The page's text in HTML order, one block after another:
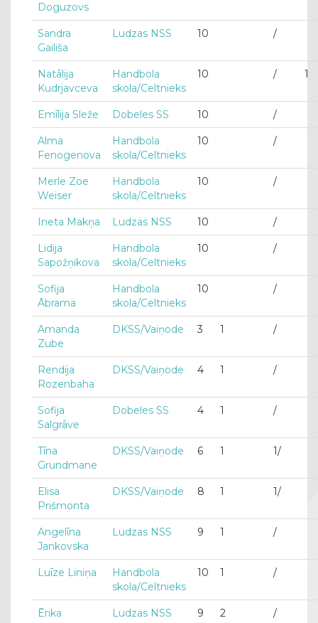
Doguzovs
Sandra
Gailiša
Ludzas NSS 10 /
Natālija
Kudrjavceva
Handbola
skola/Celtnieks
10 / 1
Emīlija Sleže Dobeles SS 10 /
Alma
Fenogenova
Handbola
skola/Celtnieks
10 /
Merle Zoe
Weiser
Handbola
skola/Celtnieks
10 /
Ineta Makņa Ludzas NSS 10 /
Lidija
Sapožņikova
Handbola
skola/Celtnieks
10 /
Sofija
Ābrama
Handbola
skola/Celtnieks
10 /
Amanda
Zube
DKSS/Vaiņode 3 1 /
Rendija
Rozenbaha
DKSS/Vaiņode 4 1 /
Sofija
Salgrāve
Dobeles SS 4 1 /
Tīna
Grundmane
DKSS/Vaiņode 6 1 1/
Elisa
Prišmonta
DKSS/Vaiņode 8 1 1/
Angelīna
Jankovska
Ludzas NSS 9 1 /
Luīze Liniņa
Handbola
skola/Celtnieks
10 1 /
Ērika
Ludzas NSS 9 2 /